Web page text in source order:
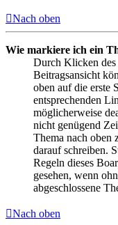
Nach oben
Wie markiere ich ein
Durch Klicken des
Beitragsansicht
oben auf die erste
entsprechenden
möglicherweise
nicht genügend
Thema nach oben
darauf schreiben.
Regeln dieses
gesehen, wenn
abgeschlossene
Nach oben